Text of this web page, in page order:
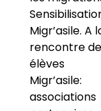
Migr’asile. A
rencontre
élèves
Migr’asile:
associations